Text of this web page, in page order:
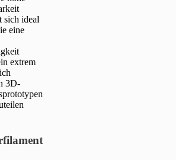
sich ideal
eine
extrem
3D-